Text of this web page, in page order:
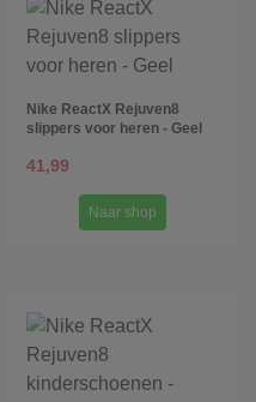
Nike ReactX Rejuven8
slippers voor heren - Geel
41,99
Naar shop